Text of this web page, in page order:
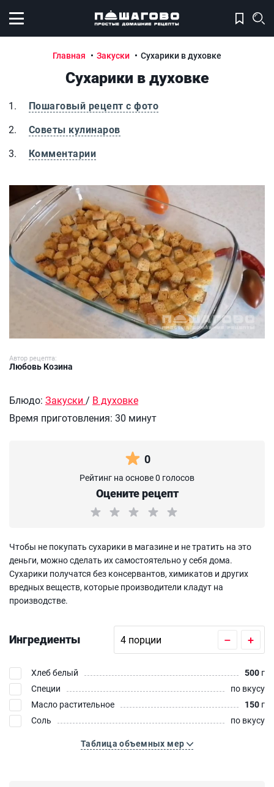
Открыть меню
Главная Закуски Сухарики в духовке
Сухарики в духовке
Пошаговый рецепт с фото
Советы кулинаров
Комментарии
Сухарики в духовке
Автор рецепта:
Любовь Козина
Блюдо: Закуски / В духовке
Время приготовления: 30 минут
0
Рейтинг на основе 0 голосов
Оцените рецепт
Чтобы не покупать сухарики в магазине и не тратить на это
деньги, можно сделать их самостоятельно у себя дома.
Сухарики получатся без консервантов, химикатов и других
вредных веществ, которые производители кладут на
производстве.
Ингредиенты – +
Хлеб белый 500 г
Специи
по вкусу
Масло растительное
150 г
Соль
по вкусу
Таблица объемных мер